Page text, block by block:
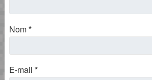
Nom*
E-mail *